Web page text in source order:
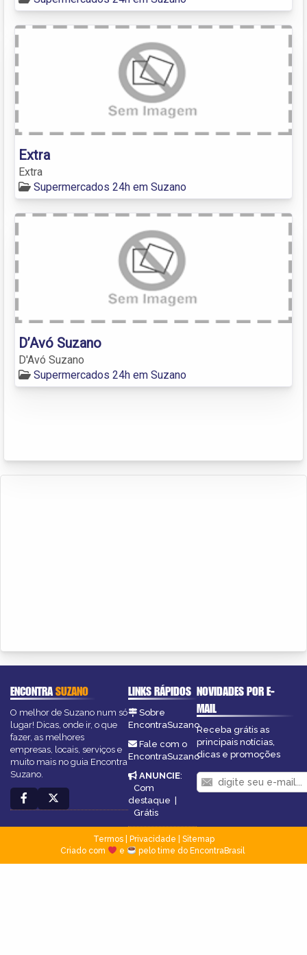
Extra
Extra
Supermercados 24h em Suzano
D’Avó Suzano
D'Avó Suzano
Supermercados 24h em Suzano
ENCONTRASUZANO
O melhor de Suzano num só
lugar! Dicas, onde ir, o que
fazer, as melhores
empresas, locais, serviços e
muito mais no guia Encontra
Suzano.
LINKS RÁPIDOS
Sobre
EncontraSuzano
Fale com o
EncontraSuzano
ANUNCIE:
Com
destaque |
Grátis
NOVIDADES POR E-
MAIL
Receba grátis as
principais notícias,
dicas e promoções
Termos| Privacidade
Sitemap
Criado com
e pelo time do EncontraBrasil